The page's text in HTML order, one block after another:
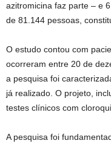
azitromicina faz parte – e
de 81.144 pessoas,
O estudo contou com
ocorreram entre 20 de
a pesquisa foi
já realizado. O projeto,
testes clínicos com
A pesquisa foi